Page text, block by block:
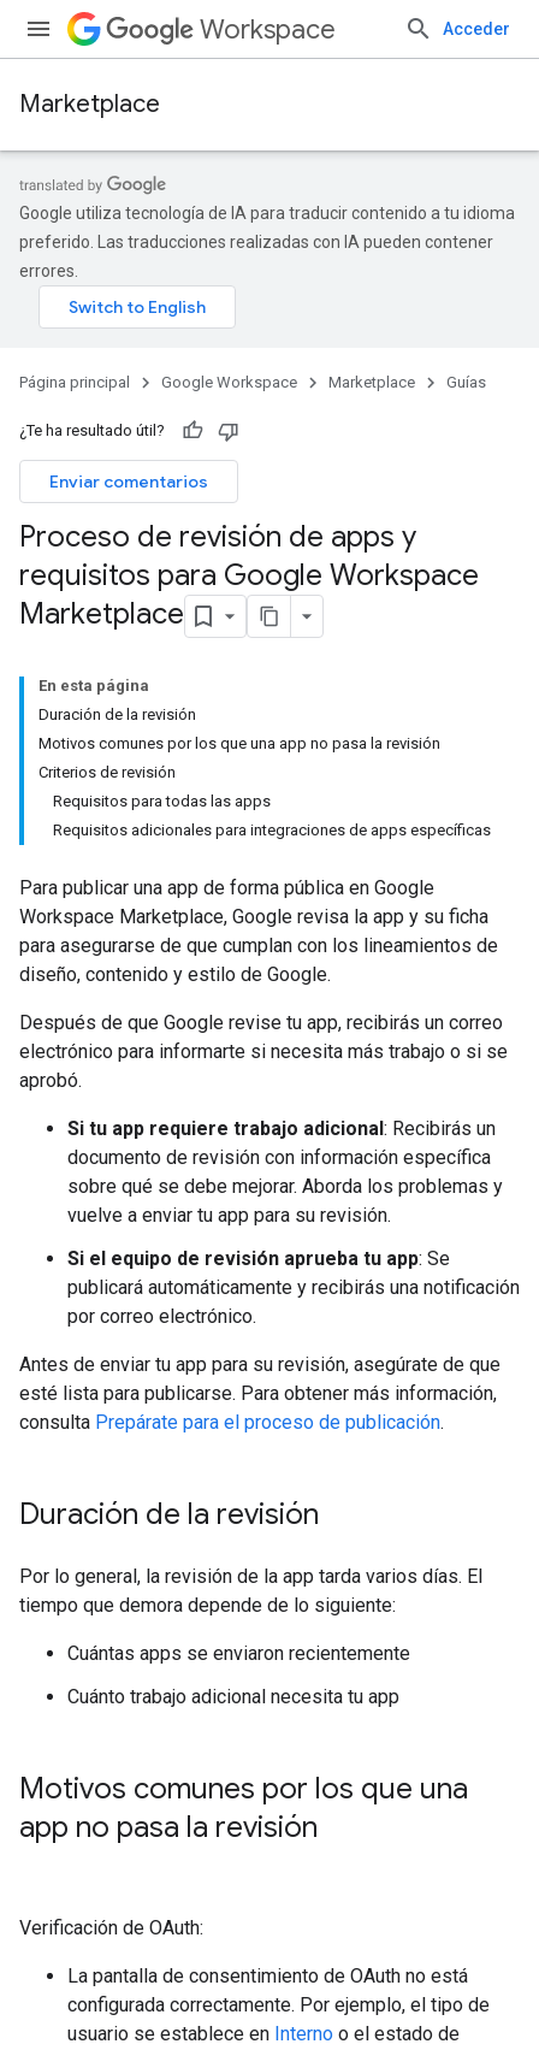
Workspace Acceder
Marketplace
Google utiliza tecnología de IA para traducir contenido a tu idioma
preferido. Las traducciones realizadas con IA pueden contener
errores.
Página principal Google Workspace Marketplace Guías
¿Te ha resultado útil?
Enviar comentarios
Proceso de revisión de apps y
requisitos para Google Workspace
Marketplace
En esta página
Duración de la revisión
Motivos comunes por los que una app no pasa la revisión
Criterios de revisión
Requisitos para todas las apps
Requisitos adicionales para integraciones de apps específicas
Para publicar una app de forma pública en Google
Workspace Marketplace, Google revisa la app y su ficha
para asegurarse de que cumplan con los lineamientos de
diseño, contenido y estilo de Google.
Después de que Google revise tu app, recibirás un correo
electrónico para informarte si necesita más trabajo o si se
aprobó.
Si tu app requiere trabajo adicional: Recibirás un
documento de revisión con información específica
sobre qué se debe mejorar. Aborda los problemas y
vuelve a enviar tu app para su revisión.
Si el equipo de revisión aprueba tu app: Se
publicará automáticamente y recibirás una notificación
por correo electrónico.
Antes de enviar tu app para su revisión, asegúrate de que
esté lista para publicarse. Para obtener más información,
consulta Prepárate para el proceso de publicación.
Duración de la revisión
Por lo general, la revisión de la app tarda varios días. El
tiempo que demora depende de lo siguiente:
Cuántas apps se enviaron recientemente
Cuánto trabajo adicional necesita tu app
Motivos comunes por los que una
app no pasa la revisión
Verificación de OAuth:
La pantalla de consentimiento de OAuth no está
configurada correctamente. Por ejemplo, el tipo de
usuario se establece en Interno o el estado de